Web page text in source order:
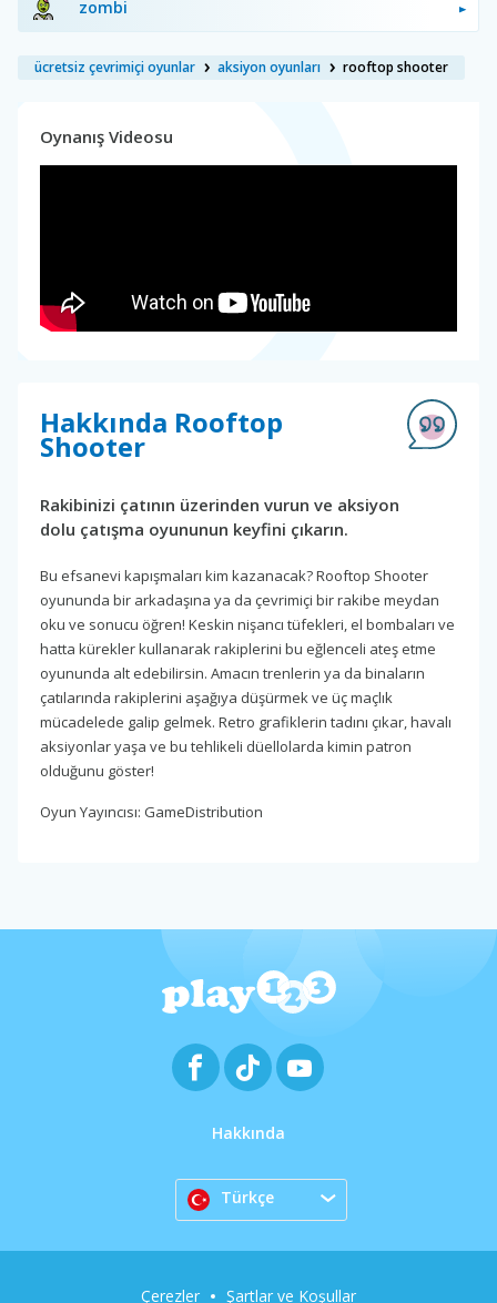
zombi
ücretsiz çevrimiçi oyunlar aksiyon oyunları rooftop shooter
Oynanış Videosu
Hakkında Rooftop
Shooter
Rakibinizi çatının üzerinden vurun ve aksiyon
dolu çatışma oyununun keyfini çıkarın.
Bu efsanevi kapışmaları kim kazanacak? Rooftop Shooter
oyununda bir arkadaşına ya da çevrimiçi bir rakibe meydan
oku ve sonucu öğren! Keskin nişancı tüfekleri, el bombaları ve
hatta kürekler kullanarak rakiplerini bu eğlenceli ateş etme
oyununda alt edebilirsin. Amacın trenlerin ya da binaların
çatılarında rakiplerini aşağıya düşürmek ve üç maçlık
mücadelede galip gelmek. Retro grafiklerin tadını çıkar, havalı
aksiyonlar yaşa ve bu tehlikeli düellolarda kimin patron
olduğunu göster!
Oyun Yayıncısı: GameDistribution
Hakkında
Türkçe
Çerezler Şartlar ve Koşullar